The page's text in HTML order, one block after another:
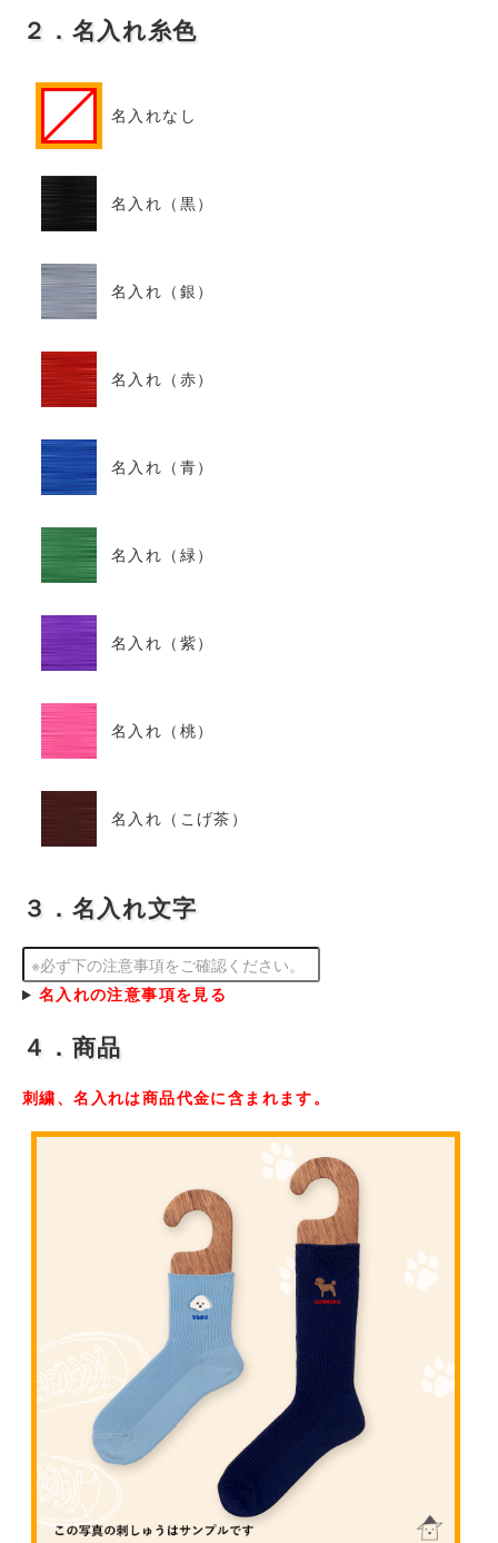
２．名入れ糸色
名入れなし
名入れ（黒）
名入れ（銀）
名入れ（赤）
名入れ（青）
名入れ（緑）
名入れ（紫）
名入れ（桃）
名入れ（こげ茶）
３．名入れ文字
名入れの注意事項を見る
４．商品
刺繍、名入れは商品代金に含まれます。